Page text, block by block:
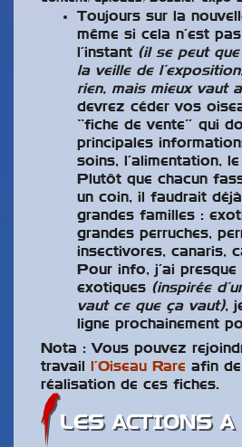
Toujours sur la
même si cela n’est
l’instant (il se peut
la veille de
rien, mais mieux vaut
devrez céder vos
“fiche de vente” qui
principales
soins, l’alimentation,
Plutôt que chacun
un coin, il faudrait
grandes familles :
grandes perruches,
insectivores, canaris,
Pour info, j’ai
exotiques (inspirée
vaut ce que ça vaut),
ligne prochainement
Nota : Vous pouvez
travail
l’Oiseau Rare afin
réalisation de ces fiches.
LES ACTIONS A